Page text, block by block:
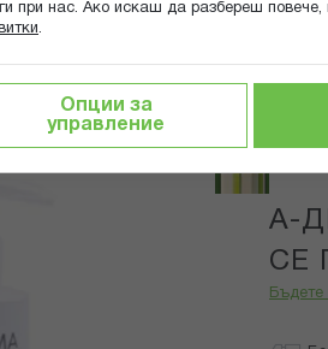
за тяло А-ДЕРМА
A-
А-
СЕ
Бъдете
при нас. Ако искаш да разбереш повече,
.
Опции за
управление